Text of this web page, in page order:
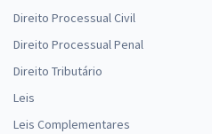
Direito Processual Civil
Direito Processual Penal
Direito Tributário
Leis
Leis Complementares